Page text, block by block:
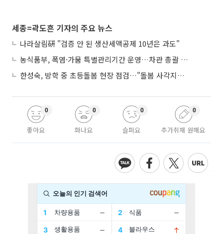
세종=곽도흔 기자의 주요 뉴스
나라살림硏 "검증 안 된 생산세액공제 10년은 과도"
농식품부, 폭염·가뭄 특별관리기간 운영…차관 총괄 대응체계 격상
한성숙, 방학 중 초등돌봄 현장 점검…"돌봄 사각지대 없애야"
좋아요
0
화나요
0
슬퍼요
0
추가취재 원해요
0